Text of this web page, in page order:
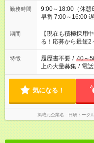
勤務時間
9:00～18:00（休憩60分） ■ご希望があれば下記
早番 7:00～16:00 遅
と休みを合わせた
「できれば残業は
ね。 ※Wワーク希望の方へ 今ご覧のお仕事で希望する勤務時間
と、もう1つのお仕
合は応募できませ
期間
【現在も積極採用
る！応募から最短2
特徴 履歴書不要 / 40～
上の大量募集 / 電
気になる！
掲載元企業名 日研トータ